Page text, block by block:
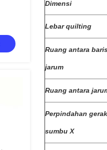
Dimensi
Lebar quilting
Ruang antara
jarum
Ruang antara
Perpindahan
sumbu X